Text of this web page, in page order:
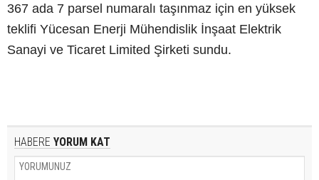
367 ada 7 parsel numaralı taşınmaz için en yüksek
teklifi Yücesan Enerji Mühendislik İnşaat Elektrik
Sanayi ve Ticaret Limited Şirketi sundu.
HABERE YORUM KAT